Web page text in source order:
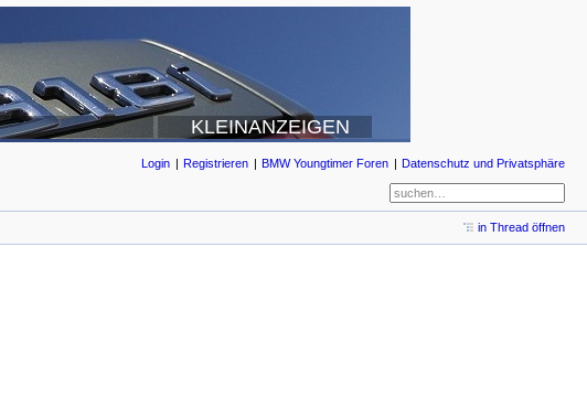
KLEINANZEIGEN
Login Registrieren BMW Youngtimer Foren Datenschutz und Privatsphäre
in Thread öffnen